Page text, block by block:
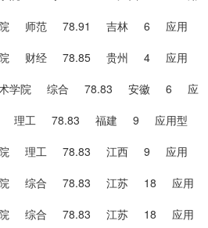
学院 师范 78.91 吉林 6 应用
学院 财经 78.85 贵州 4 应用
技术学院 综合 78.83 安徽 6 应
院 理工 78.83 福建 9 应用型
学院 理工 78.83 江西 9 应用
学院 综合 78.83 江苏 18 应用
学院 综合 78.83 江苏 18 应用